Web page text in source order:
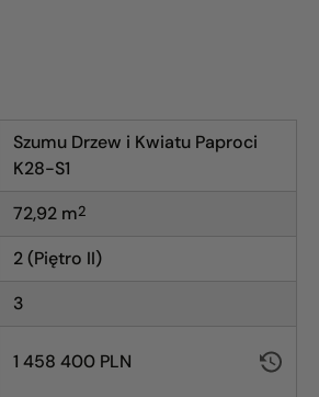
Szumu Drzew i Kwiatu Paproci
K28-S1
72,92 m2
2 (Piętro II)
3
1 458 400 PLN